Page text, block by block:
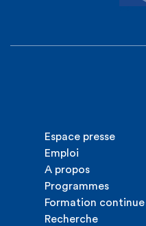
Espace presse
Emploi
A propos
Programmes
Formation continue
Recherche